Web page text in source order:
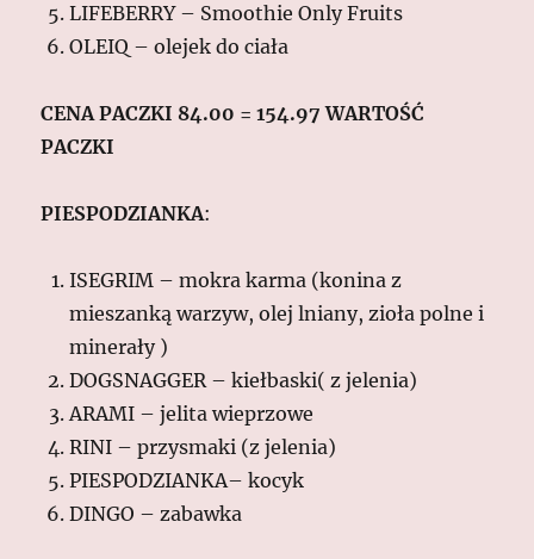
LIFEBERRY – Smoothie Only Fruits
OLEIQ – olejek do ciała
CENA PACZKI 84.00 = 154.97 WARTOŚĆ
PACZKI
PIESPODZIANKA:
ISEGRIM – mokra karma (konina z
mieszanką warzyw, olej lniany, zioła polne i
minerały )
DOGSNAGGER – kiełbaski( z jelenia)
ARAMI – jelita wieprzowe
RINI – przysmaki (z jelenia)
PIESPODZIANKA– kocyk
DINGO – zabawka